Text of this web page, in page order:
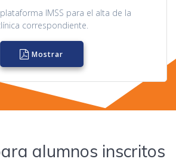
IMSS para el alta de la
correspondiente.
Mostrar
alumnos inscritos